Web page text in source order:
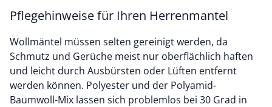
Pflegehinweise für Ihren Herrenmantel
Wollmäntel müssen selten gereinigt werden, da
Schmutz und Gerüche meist nur oberflächlich haften
und leicht durch Ausbürsten oder Lüften entfernt
werden können. Polyester und der Polyamid-
Baumwoll-Mix lassen sich problemlos bei 30 Grad in